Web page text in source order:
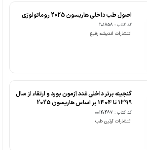
اصول طب داخلی هاریسون 2025 روماتولوژی
کد کتاب : 201858
انتشارات اندیشه رفیع
گنجینه برتر داخلی غدد آزمون بورد و ارتقاء از سال
1399 تا 1404 بر اساس هاریسون 2025
کد کتاب : 00120487
انتشارات آرتین طب